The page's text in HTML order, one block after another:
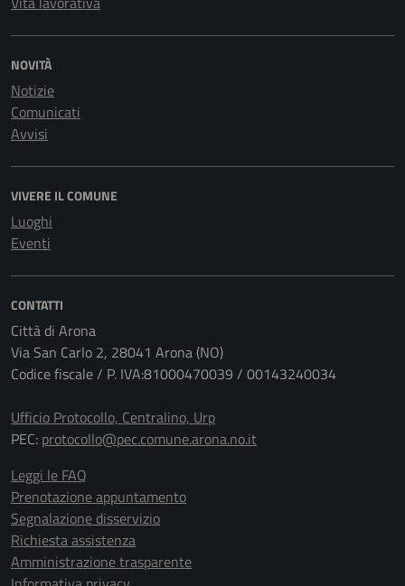
NOVITÀ
Notizie
Comunicati
Avvisi
VIVERE IL COMUNE
Luoghi
Eventi
CONTATTI
Città di Arona
Via San Carlo 2, 28041 Arona (NO)
Codice fiscale / P. IVA:81000470039 / 00143240034
Ufficio Protocollo, Centralino, Urp
PEC: protocollo@pec.comune.arona.no.it
Leggi le FAQ
Prenotazione appuntamento
Segnalazione disservizio
Richiesta assistenza
Amministrazione trasparente